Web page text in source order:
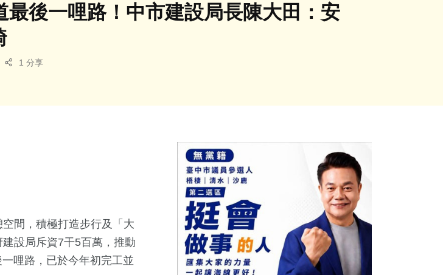
最後一哩路！中市建設局長陳大田：安
1 分享
間，積極打造步行及「大
設局斥資7干5百萬，推動
哩路，已於今年初完工並